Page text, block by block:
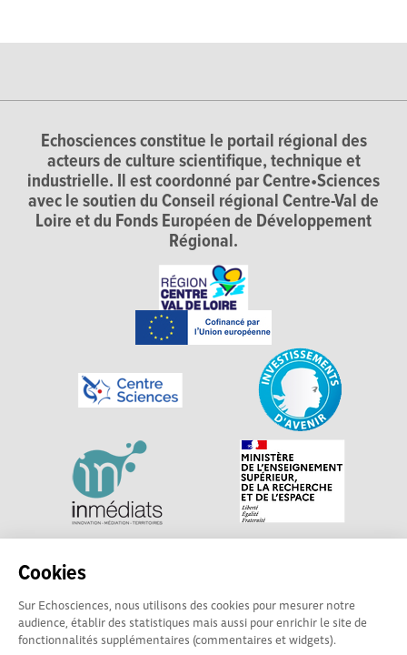
Cookies
Sur Echosciences, nous utilisons des cookies pour mesurer notre
audience, établir des statistiques mais aussi pour enrichir le site de
fonctionnalités supplémentaires (commentaires et widgets).
Echosciences constitue le portail régional des
acteurs de culture scientifique, technique et
industrielle. Il est coordonné par Centre•Sciences
avec le soutien du Conseil régional Centre-Val de
Loire et du Fonds Européen de Développement
Régional.
Explorer, s’exprimer, rentrer en contact : Echosciences
sciences et de technologies du territoire. Propulsé par
Centre•Sciences/ Contact : echosciences@centre-
sciences.fr